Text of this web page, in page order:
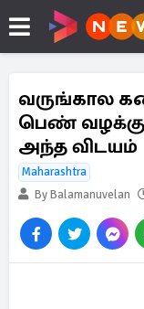
வருங்கால
பெண்
அந்த விடயம்
Maharashtra
By Balamanuvelan